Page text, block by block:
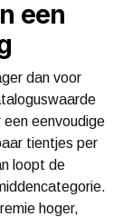
een
dan voor
eenvoudige
tientjes per
loopt de
hoger,